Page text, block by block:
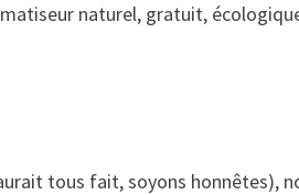
naturel, gratuit,
tous fait, soyons honnêtes),